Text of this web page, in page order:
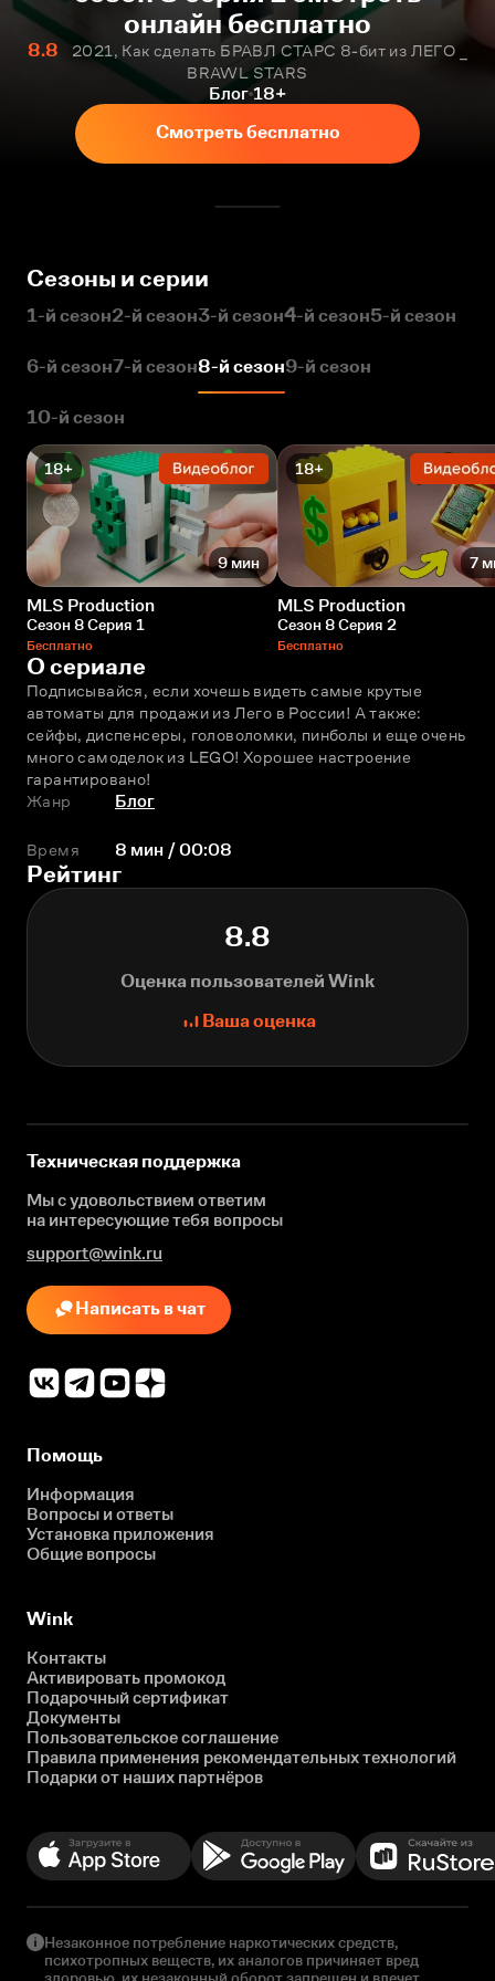
онлайн бесплатно
8.8
2021, Как сделать БРАВЛ СТАРС 8-бит из ЛЕГО _
BRAWL STARS
Блог 18+
Смотреть бесплатно
Сезоны и серии
1-й сезон2-й сезон3-й сезон4-й сезон5-й сезон
6-й сезон7-й сезон8-й сезон9-й сезон
10-й сезон
18+
9 мин
MLS Production
Сезон 8 Серия 1
Бесплатно
18+
7
MLS Production
Сезон 8 Серия 2
Бесплатно
О сериале
Подписывайся, если хочешь видеть самые крутые
автоматы для продажи из Лего в России! А также:
сейфы, диспенсеры, головоломки, пинболы и ещe очень
много самоделок из LEGO! Хорошее настроение
гарантировано!
Жанр
Блог
Время 8 мин / 00:08
Рейтинг
8.8
Оценка пользователей Wink
Ваша оценка
Техническая поддержка
Мы с удовольствием ответим
на интересующиетебя вопросы
support@wink.ru
Написать в чат
Помощь
Информация
Вопросы и ответы
Установка приложения
Общие вопросы
Wink
Контакты
Активировать промокод
Подарочный сертификат
Документы
Пользовательское соглашение
Правила применения рекомендательных технологий
Подарки от наших партнёров
Незаконное потребление наркотических средств,
психотропных веществ, их аналогов причиняет вред